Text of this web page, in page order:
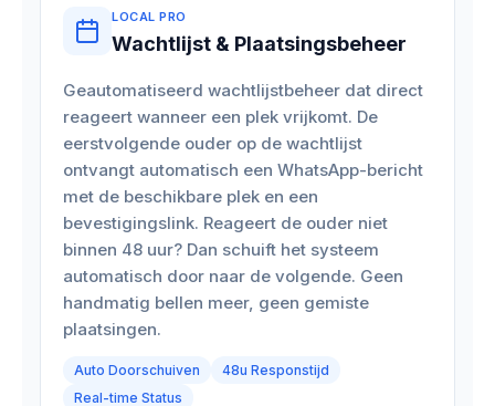
LOCAL PRO
Wachtlijst & Plaatsingsbeheer
Geautomatiseerd wachtlijstbeheer dat direct
reageert wanneer een plek vrijkomt. De
eerstvolgende ouder op de wachtlijst
ontvangt automatisch een WhatsApp-bericht
met de beschikbare plek en een
bevestigingslink. Reageert de ouder niet
binnen 48 uur? Dan schuift het systeem
automatisch door naar de volgende. Geen
handmatig bellen meer, geen gemiste
plaatsingen.
Auto Doorschuiven
48u Responstijd
Real-time Status